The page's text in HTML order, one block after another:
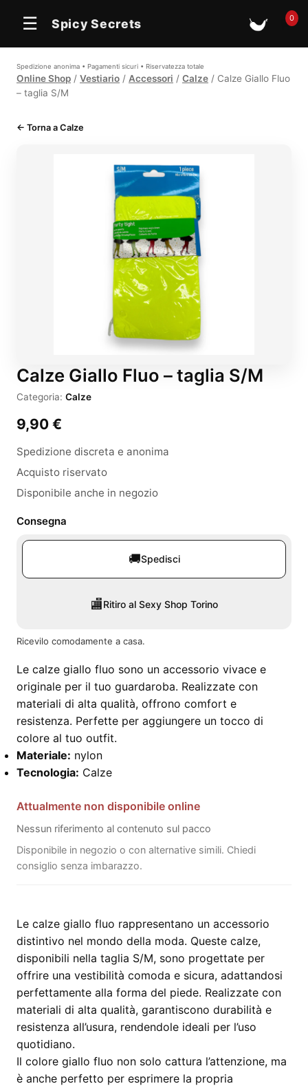
☰ Spicy Secrets 🛒0
Spedizione anonima • Pagamenti sicuri • Riservatezza totale
Online Shop / Vestiario / Accessori / Calze / Calze Giallo Fluo
– taglia S/M
← Torna a Calze
Calze Giallo Fluo – taglia S/M
Categoria: Calze
9,90 €
Spedizione discreta e anonima
Acquisto riservato
Disponibile anche in negozio
Consegna
🚚Spedisci
🏬Ritiro al Sexy Shop Torino
Ricevilo comodamente a casa.
Le calze giallo fluo sono un accessorio vivace e
originale per il tuo guardaroba. Realizzate con
materiali di alta qualità, offrono comfort e
resistenza. Perfette per aggiungere un tocco di
colore al tuo outfit.
Materiale: nylon
Tecnologia: Calze
Attualmente non disponibile online
Nessun riferimento al contenuto sul pacco
Disponibile in negozio o con alternative simili. Chiedi
consiglio senza imbarazzo.
Le calze giallo fluo rappresentano un accessorio
distintivo nel mondo della moda. Queste calze,
disponibili nella taglia S/M, sono progettate per
offrire una vestibilità comoda e sicura, adattandosi
perfettamente alla forma del piede. Realizzate con
materiali di alta qualità, garantiscono durabilità e
resistenza all’usura, rendendole ideali per l’uso
quotidiano.
Il colore giallo fluo non solo cattura l’attenzione, ma
è anche perfetto per esprimere la propria
In